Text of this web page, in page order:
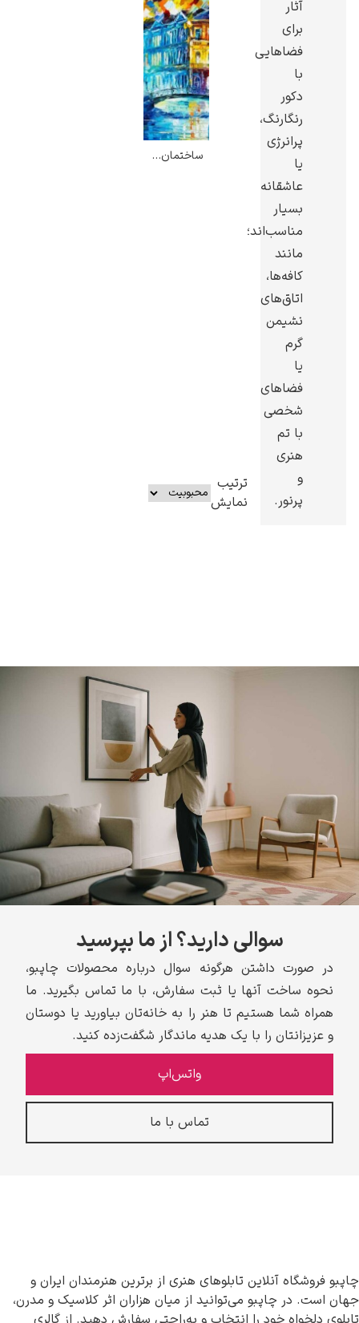
آثار
برای
فضاهایی
با
دکور
رنگارنگ،
پرانرژی
یا
عاشقانه
بسیار
مناسب‌اند؛
مانند
کافه‌ها،
اتاق‌های
نشیمن
گرم
یا
فضاهای
شخصی
با تم
هنری
و
پرنور.
ترتیب
نمایش
ساختمان کنار پل – لئونید آفرمو
سوالی دارید؟ از ما بپرسید
در صورت داشتن هرگونه سوال درباره محصولات چاپبو،
نحوه ساخت آنها یا ثبت سفارش، با ما تماس بگیرید. ما
همراه شما هستیم تا هنر را به خانه‌تان بیاورید یا دوستان
و عزیزانتان را با یک هدیه ماندگار شگفت‌زده کنید.
واتس‌اپ
تماس با ما
چاپبو فروشگاه آنلاین تابلوهای هنری از برترین هنرمندان ایران و
جهان است. در چاپبو می‌توانید از میان هزاران اثر کلاسیک و مدرن،